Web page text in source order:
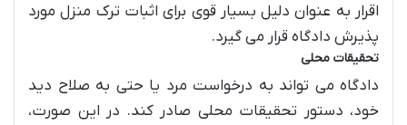
اقرار به عنوان دلیل بسیار قوی برای اثبات ترک منزل مورد
پذیرش دادگاه قرار می گیرد.
تحقیقات محلی
دادگاه می تواند به درخواست مرد یا حتی به صلاح دید
خود، دستور تحقیقات محلی صادر کند. در این صورت،